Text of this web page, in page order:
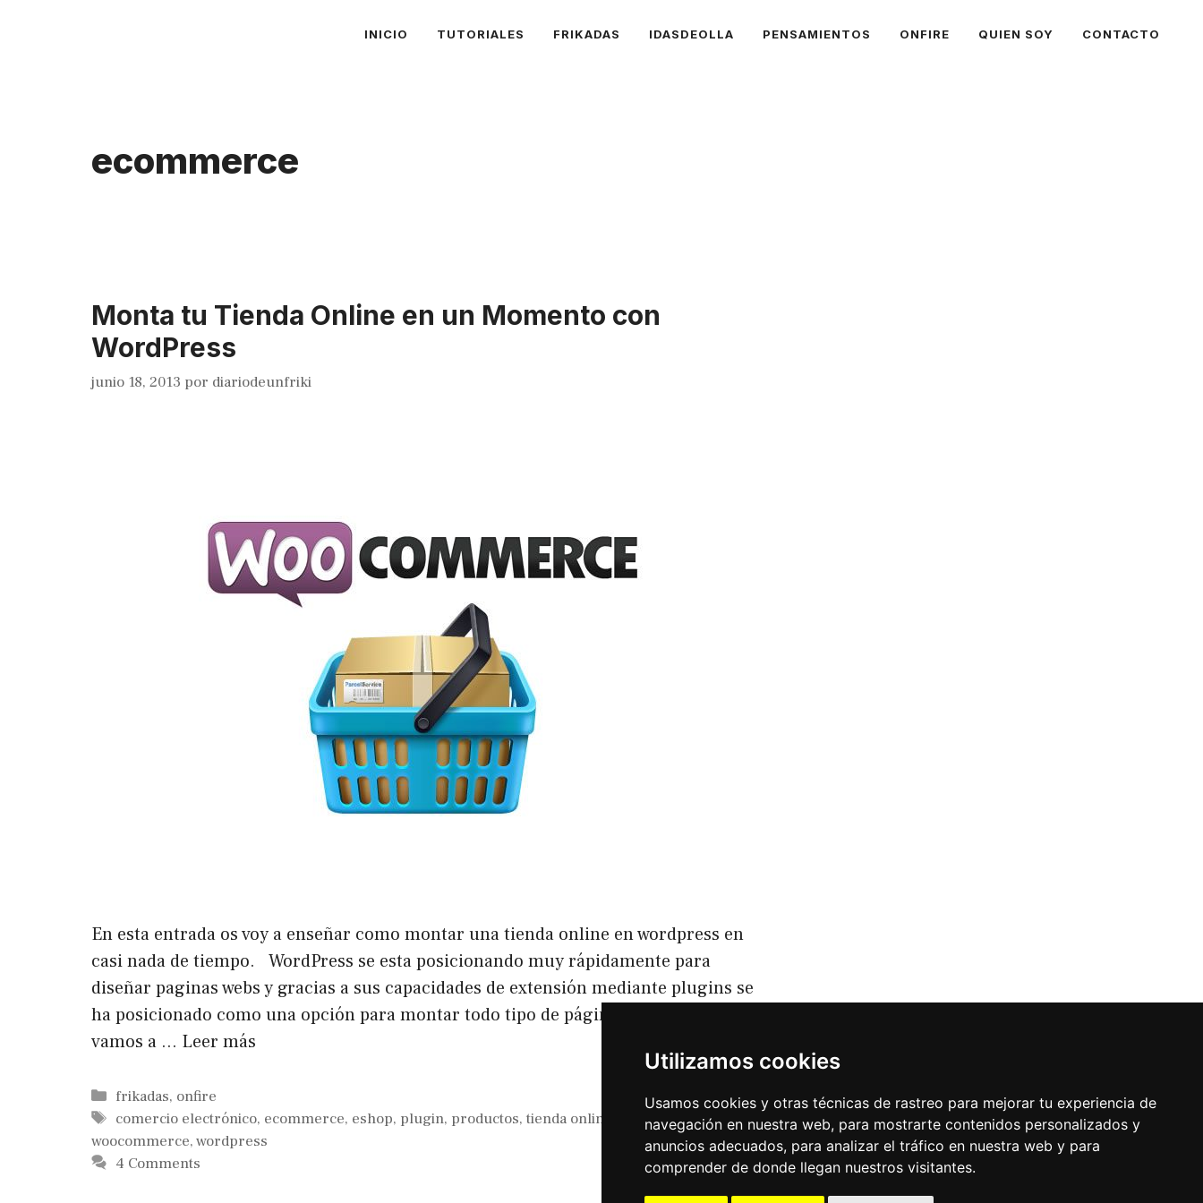
Utilizamos cookies
Usamos cookies y otras técnicas de rastreo para mejorar tu experiencia de
navegación en nuestra web, para mostrarte contenidos personalizados y
anuncios adecuados, para analizar el tráfico en nuestra web y para
comprender de donde llegan nuestros visitantes.
INICIO TUTORIALES FRIKADAS IDASDEOLLA PENSAMIENTOS ONFIRE QUIEN SOY CONTACTO
ecommerce
Monta tu Tienda Online en un Momento con
WordPress
junio 18, 2013 por diariodeunfriki
En esta entrada os voy a enseñar como montar una tienda online en wordpress en
casi nada de tiempo. WordPress se esta posicionando muy rápidamente para
diseñar paginas webs y gracias a sus capacidades de extensión mediante plugins se
ha posicionado como una opción para montar todo tipo de páginas.En esta caso
vamos a … Leer más
Categorías
frikadas, onfire
Etiquetas
comercio electrónico, ecommerce, eshop, plugin, productos,tienda online ventas,
woocommerce,wordpress
4 Comments